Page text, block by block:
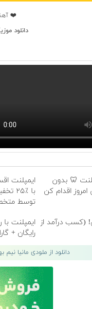
❤️
دانلود
ایمپلنت 🦷 بدون
اقدام کن
ایمپلنت
با
توسط
(کسب درآمد از
ایمپلنت
رایگان +
دانلود از ملودی مانیا